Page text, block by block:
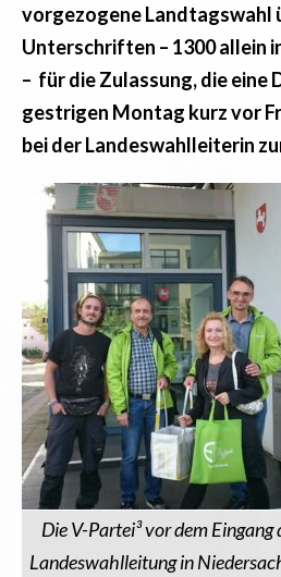
vorgezogene Landtagswahl
Unterschriften – 1300 allein
– für die Zulassung, die eine
gestrigen Montag kurz vor
bei der Landeswahlleiterin
Die V-Partei³ vor dem Eingang
Landeswahlleitung in